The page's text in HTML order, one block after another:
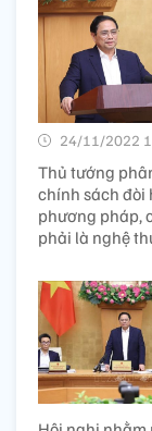
24/11/2022
Thủ tướng
chính sách đòi
phương pháp,
phải là nghệ